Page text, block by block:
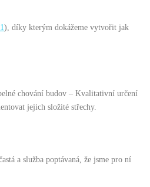
), díky kterým dokážeme vytvořit jak
chování budov – Kvalitativní určení
jejich složité střechy.
a služba poptávaná, že jsme pro ní